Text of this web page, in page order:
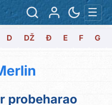
☰
D DŽ Đ E F G
probeharao